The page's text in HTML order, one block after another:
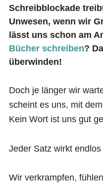
Schreibblockade
Unwesen, wenn wir
lässt uns schon am
Bücher schreiben?
überwinden!
Doch je länger wir
scheint es uns, mit
Kein Wort ist uns gut
Jeder Satz wirkt endlos
Wir verkrampfen,